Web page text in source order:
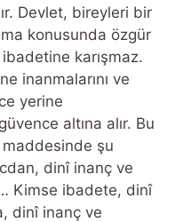
Devlet, bireyleri bir
konusunda özgür
ibadetine karışmaz.
inanmalarını ve
yerine
altına alır. Bu
maddesinde şu
dinî inanç ve
Kimse ibadete, dinî
dinî inanç ve